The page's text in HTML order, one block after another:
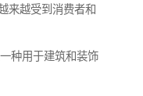
来越受到消费者和
种用于建筑和装饰